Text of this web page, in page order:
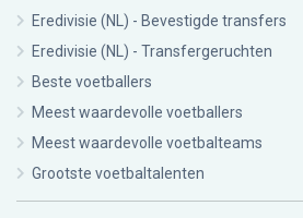
Eredivisie (NL) - Bevestigde transfers
Eredivisie (NL) - Transfergeruchten
Beste voetballers
Meest waardevolle voetballers
Meest waardevolle voetbalteams
Grootste voetbaltalenten